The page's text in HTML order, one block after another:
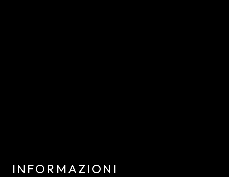
INFORMAZIONI